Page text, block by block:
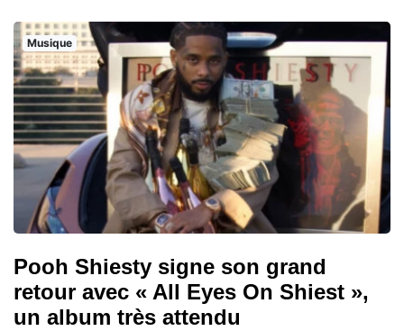
Musique
Pooh Shiesty signe son grand
retour avec « All Eyes On Shiest »,
un album très attendu